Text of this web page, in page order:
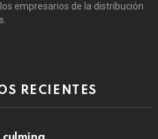
empresarios de la distribución
RECIENTES